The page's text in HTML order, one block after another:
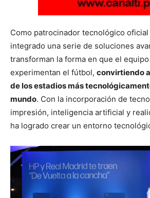
Como patrocinador tecnológico
integrado una serie de soluciones
transforman la forma en que el
experimentan el fútbol, convirtiendo
de los estadios más
mundo. Con la incorporación de
impresión, inteligencia artificial y
ha logrado crear un entorno